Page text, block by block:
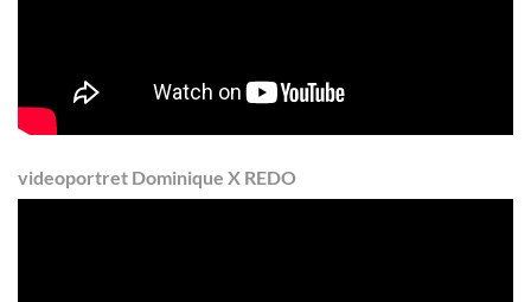
videoportret Dominique X REDO